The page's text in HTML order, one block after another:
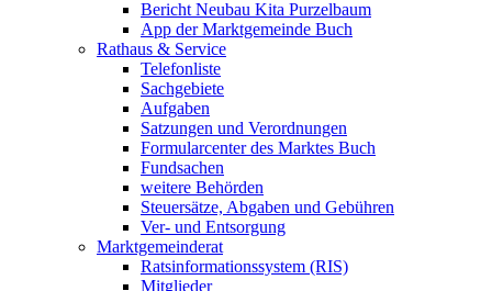
Bericht Neubau Kita Purzelbaum
App der Marktgemeinde Buch
Rathaus & Service
Telefonliste
Sachgebiete
Aufgaben
Satzungen und Verordnungen
Formularcenter des Marktes Buch
Fundsachen
weitere Behörden
Steuersätze, Abgaben und Gebühren
Ver- und Entsorgung
Marktgemeinderat
Ratsinformationssystem (RIS)
Mitglieder